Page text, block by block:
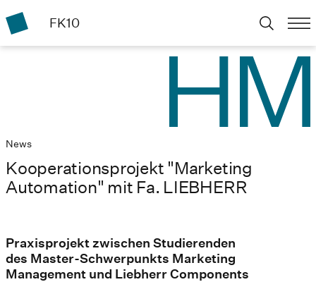
FK10
News
Kooperationsprojekt "Marketing
Automation" mit Fa. LIEBHERR
Praxisprojekt zwischen Studierenden
des Master-Schwerpunkts Marketing
Management und Liebherr Components